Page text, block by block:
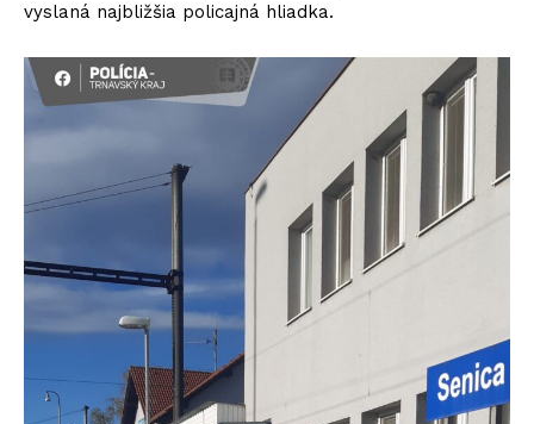
vyslaná najbližšia policajná hliadka.